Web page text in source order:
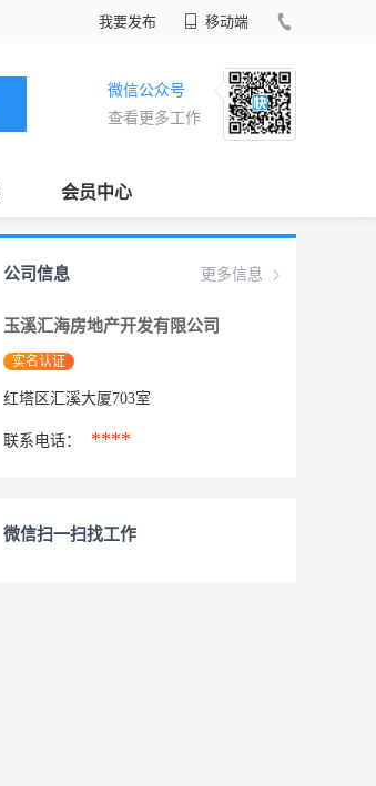
我要发布 移动端
微信公众号
查看更多工作
会员中心
更多信息
公司信息
玉溪汇海房地产开发有限公司
实名认证
红塔区汇溪大厦703室
联系电话： ****
微信扫一扫找工作